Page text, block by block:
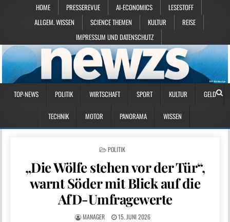
HOME PRESSEREVUE AI-ECONOMICS
LESESTOFF
ALLGEM. WISSEN
SCIENCE THEMEN KULTUR
REISE
IMPRESSUM UND DATENSCHUTZ
TOP-NEWS POLITIK WIRTSCHAFT SPORT KULTUR GELD
TECHNIK MOTOR PANORAMA WISSEN
POSTED IN
POLITIK
„Die Wölfe stehen vor der Tür“,
warnt Söder mit Blick auf die
AfD-Umfragewerte
MANAGER 15. JUNI 2026